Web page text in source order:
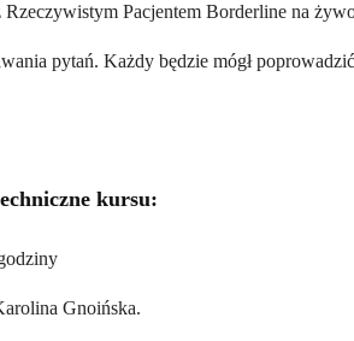
Pacjentem Borderline na
pytań. Każdy będzie mógł
kursu:
Gnoińska.